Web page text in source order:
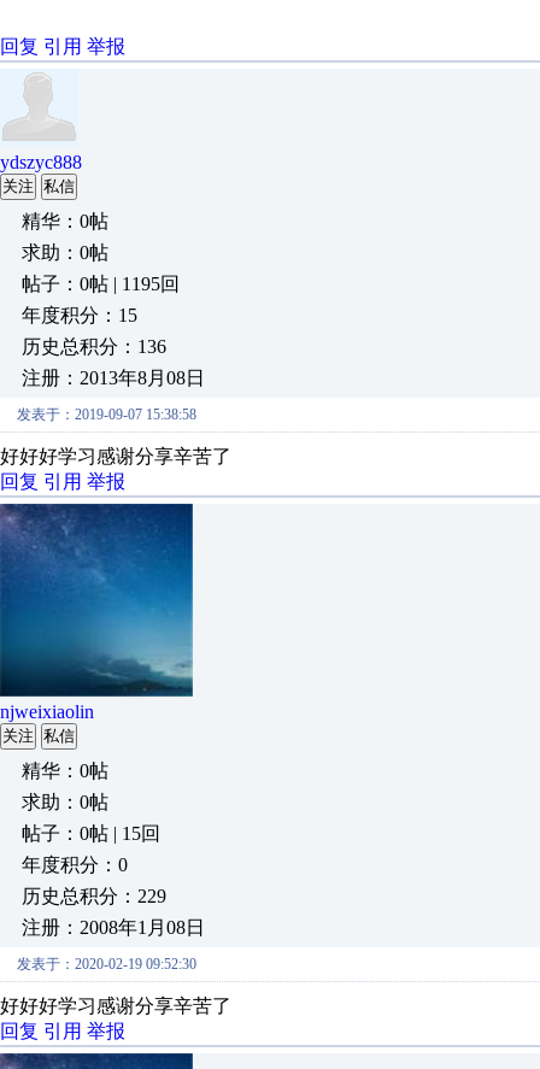
回复 引用 举报
ydszyc888
关注 私信
精华：0帖
求助：0帖
帖子：0帖 | 1195回
年度积分：15
历史总积分：136
注册：2013年8月08日
发表于：2019-09-07 15:38:58
好好好学习感谢分享辛苦了
回复 引用 举报
njweixiaolin
关注 私信
精华：0帖
求助：0帖
帖子：0帖 | 15回
年度积分：0
历史总积分：229
注册：2008年1月08日
发表于：2020-02-19 09:52:30
好好好学习感谢分享辛苦了
回复 引用 举报